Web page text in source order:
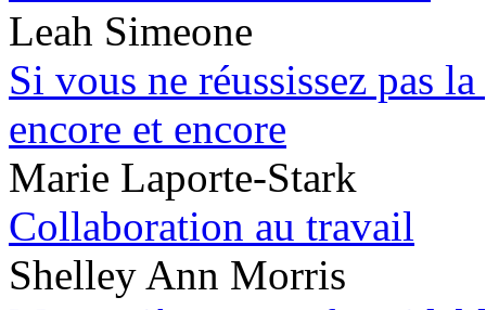
Leah Simeone
Si vous ne réussissez pas
encore et encore
Marie Laporte-Stark
Collaboration au travail
Shelley Ann Morris